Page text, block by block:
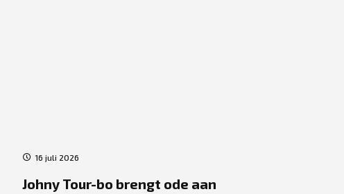
16 juli 2026
Johny Tour-bo brengt ode aan